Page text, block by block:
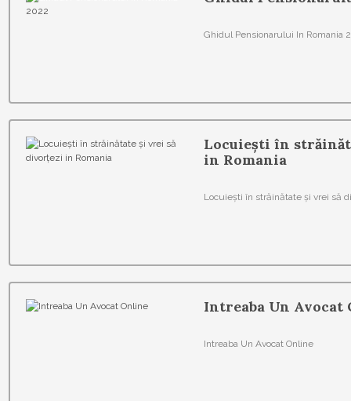
Ghidul Pensionarului In Romania
Locuiești în
in Romania
Locuiești în străinătate și vrei să
Intreaba Un Avocat
Intreaba Un Avocat Online